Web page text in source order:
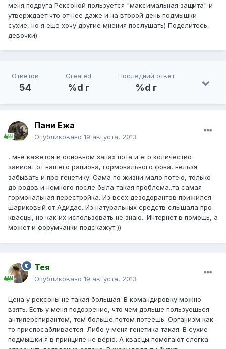
меня подруга Рексоной пользуется "максимальная защита" и
утверждает что от нее даже и на второй день подмышки
сухие, но я еще хочу другие мнения послушать) Поделитесь,
девочки)
Ответов
54
Created
%d г
Последний ответ
%d г
Пани Ежа
Опубликовано 19 августа, 2013
, мне кажется в основном запах пота и его количество
зависят от нашего рациона, гормонального фона, нельзя
забывать и про генетику. Сама по жизни мало потею, только
до родов и немного после была такая проблема..та самая
гормональная перестройка. Из всех дезодорантов прижился
шариковый от Адидас. Из натуральных средств слышала про
квасцы, но как их использовать не знаю.. Интернет в помощь, а
может и форумчанки подскажут ))
Тея
Опубликовано 19 августа, 2013
Цена у рексоны не такая большая. В командировку можно
взять. Есть у меня подозрение, что чем дольше пользуешься
антиперспирантом, тем больше потом потеешь. Организм как-
то приспосабливается. Либо у меня генетика такая. В сухие
подмышки я в принципе не верю. А квасцы помогают слегка